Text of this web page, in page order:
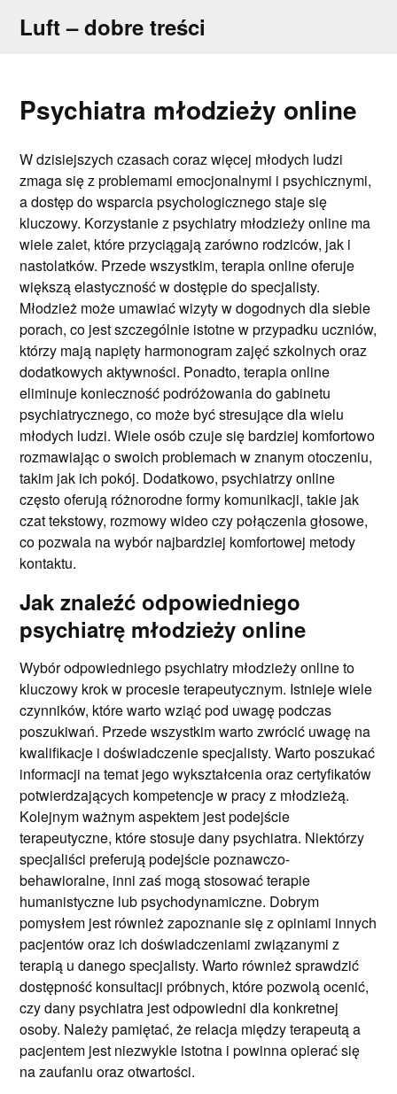
Luft – dobre treści
Psychiatra młodzieży online
W dzisiejszych czasach coraz więcej młodych ludzi
zmaga się z problemami emocjonalnymi i psychicznymi,
a dostęp do wsparcia psychologicznego staje się
kluczowy. Korzystanie z psychiatry młodzieży online ma
wiele zalet, które przyciągają zarówno rodziców, jak i
nastolatków. Przede wszystkim, terapia online oferuje
większą elastyczność w dostępie do specjalisty.
Młodzież może umawiać wizyty w dogodnych dla siebie
porach, co jest szczególnie istotne w przypadku uczniów,
którzy mają napięty harmonogram zajęć szkolnych oraz
dodatkowych aktywności. Ponadto, terapia online
eliminuje konieczność podróżowania do gabinetu
psychiatrycznego, co może być stresujące dla wielu
młodych ludzi. Wiele osób czuje się bardziej komfortowo
rozmawiając o swoich problemach w znanym otoczeniu,
takim jak ich pokój. Dodatkowo, psychiatrzy online
często oferują różnorodne formy komunikacji, takie jak
czat tekstowy, rozmowy wideo czy połączenia głosowe,
co pozwala na wybór najbardziej komfortowej metody
kontaktu.
Jak znaleźć odpowiedniego
psychiatrę młodzieży online
Wybór odpowiedniego psychiatry młodzieży online to
kluczowy krok w procesie terapeutycznym. Istnieje wiele
czynników, które warto wziąć pod uwagę podczas
poszukiwań. Przede wszystkim warto zwrócić uwagę na
kwalifikacje i doświadczenie specjalisty. Warto poszukać
informacji na temat jego wykształcenia oraz certyfikatów
potwierdzających kompetencje w pracy z młodzieżą.
Kolejnym ważnym aspektem jest podejście
terapeutyczne, które stosuje dany psychiatra. Niektórzy
specjaliści preferują podejście poznawczo-
behawioralne, inni zaś mogą stosować terapie
humanistyczne lub psychodynamiczne. Dobrym
pomysłem jest również zapoznanie się z opiniami innych
pacjentów oraz ich doświadczeniami związanymi z
terapią u danego specjalisty. Warto również sprawdzić
dostępność konsultacji próbnych, które pozwolą ocenić,
czy dany psychiatra jest odpowiedni dla konkretnej
osoby. Należy pamiętać, że relacja między terapeutą a
pacjentem jest niezwykle istotna i powinna opierać się
na zaufaniu oraz otwartości.